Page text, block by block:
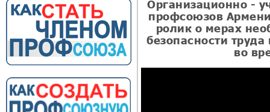
Организационно -
профсоюзов
ролик о мерах
безопасности
во